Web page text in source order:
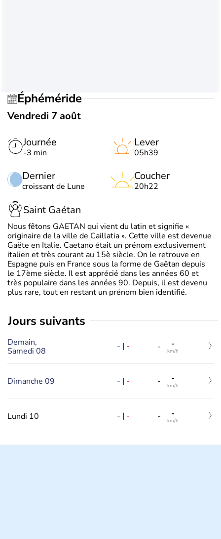
Éphéméride
Vendredi 7 août
Journée
-3 min
Dernier
croissant de Lune
Lever
05h39
Coucher
20h22
Saint Gaétan
Nous fêtons GAETAN qui vient du latin et signifie «
originaire de la ville de Caillatia ». Cette ville est devenue
Gaëte en Italie. Caetano était un prénom exclusivement
italien et très courant au 15è siècle. On le retrouve en
Espagne puis en France sous la forme de Gaëtan depuis
le 17ème siècle. Il est apprécié dans les années 60 et
très populaire dans les années 90. Depuis, il est devenu
plus rare, tout en restant un prénom bien identifié.
jours suivants
Demain,
Samedi 08
- | - - -
km/h
Dimanche 09 - | - - -
km/h
Lundi 10 - | - - -
km/h